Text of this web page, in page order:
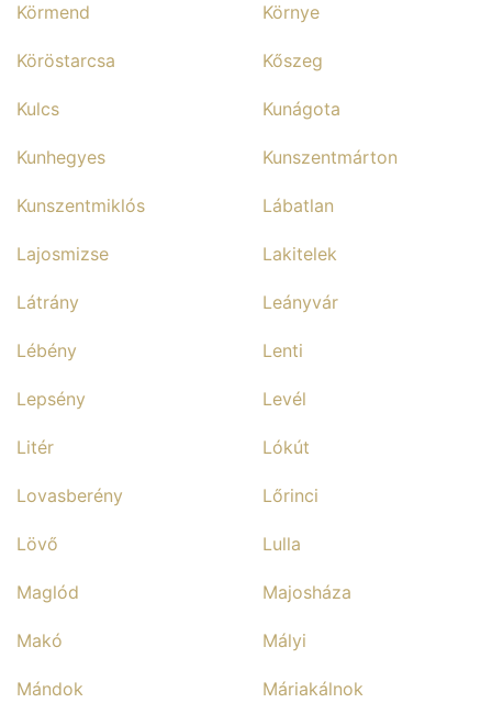
Körmend Környe
Köröstarcsa Kőszeg
Kulcs Kunágota
Kunhegyes Kunszentmárton
Kunszentmiklós Lábatlan
Lajosmizse Lakitelek
Látrány Leányvár
Lébény Lenti
Lepsény Levél
Litér Lókút
Lovasberény Lőrinci
Lövő Lulla
Maglód Majosháza
Makó Mályi
Mándok Máriakálnok